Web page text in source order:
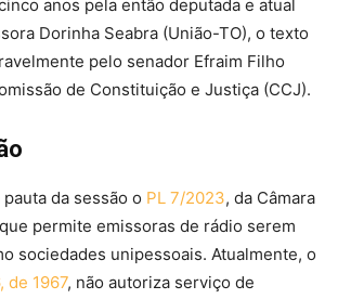
anos pela então deputada e atual
Dorinha Seabra (União-TO), o texto
pelo senador Efraim Filho
de Constituição e Justiça (CCJ).
da sessão o PL 7/2023, da Câmara
permite emissoras de rádio serem
sociedades unipessoais. Atualmente, o
de 1967, não autoriza serviço de